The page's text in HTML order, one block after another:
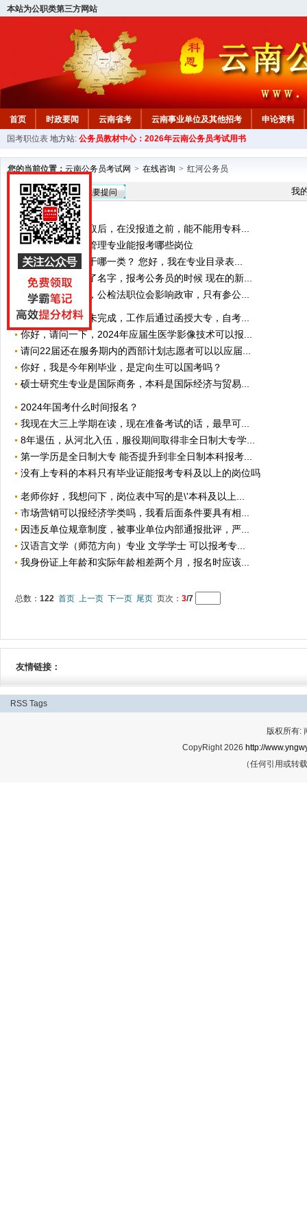
本站为公职类第三方网站
首页 时政要闻 云南省考 云南事业单位及其他招考
申论资料
国考职位表 地方站: 公务员教材中心：2026年云南公务员考试用书
您的当前位置： 云南公务员考试网 > 在线咨询 > 红河公务员
在线咨询 我要提问 我
全日制专升本录取后，在没报道之前，能不能用专科...
您好，本科旅游管理专业能报考哪些岗位
人工智能专业属于哪一类？ 您好，我在专业目录表...
大学毕业之后改了名字，报考公务员的时候 现在的新...
直系亲属做过牢，公检法职位会影响政审，只有参公...
我高中当时学业未完成，工作后通过函授大专，自考...
你好，请问一下，2024年应届生医学影像技术可以报...
请问22届还在服务期内的西部计划志愿者可以以应届...
你好，我是今年刚毕业，是定向生可以国考吗？
硕士研究生专业是国际商务，本科是国际经济与贸易...
2024年国考什么时间报名？
我现在大三上学期在读，现在准备考试的话，最早可...
8年退伍，从河北入伍，服役期间取得非全日制大专学...
第一学历是全日制大专 能否提升到非全日制本科报考...
没有上专科的本科只有毕业证能报考专科及以上的岗位吗
老师你好，我想问下，岗位表中写的是\'本科及以上...
市场营销可以报经济学类吗，我看后面条件要具有相...
因违反单位规章制度，被事业单位内部通报批评，严...
汉语言文学（师范方向）专业 文学学士 可以报考专...
我身份证上年龄和实际年龄相差两个月，报名时应该...
总数： 122 首页 上一页 下一页 尾页 页次： 3/7
友情链接：
RSS Tags
版权所有:
CopyRight 2026 http://
（任何引用或转